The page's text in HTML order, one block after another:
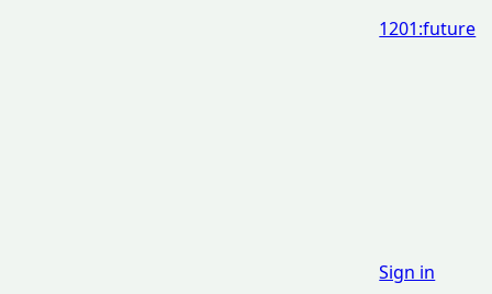
1201:future
Sign in